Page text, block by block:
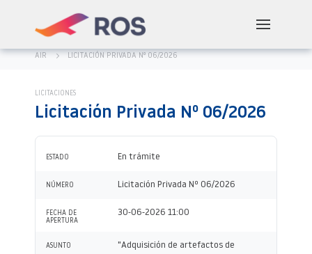
AIR LICITACIÓN PRIVADA Nº 06/2026
LICITACIONES
Licitación Privada Nº 06/2026
ESTADO En trámite
NÚMERO Licitación Privada Nº 06/2026
FECHA DE
APERTURA
30-06-2026 11:00
ASUNTO
"Adquisición de artefactos de